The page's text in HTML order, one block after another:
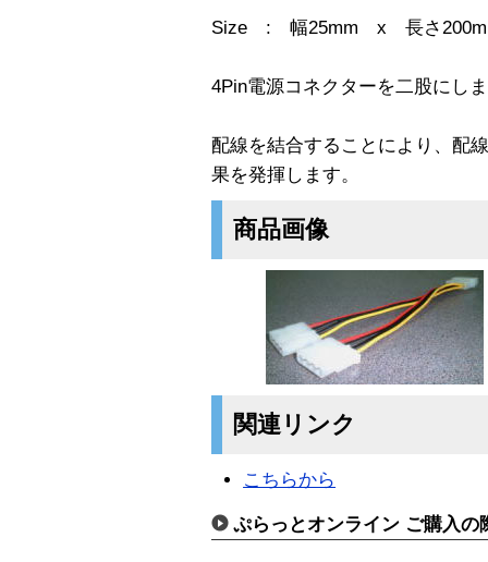
Size : 幅25mm x 長さ
4Pin電源コネクターを二股にし
配線を結合することにより、配
果を発揮します。
商品画像
関連リンク
こちらから
ぷらっとオンライン ご購入の